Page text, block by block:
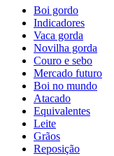
Boi gordo
Indicadores
Vaca gorda
Novilha gorda
Couro e sebo
Mercado futuro
Boi no mundo
Atacado
Equivalentes
Leite
Grãos
Reposição